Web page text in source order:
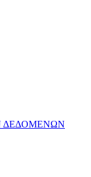
ΔΕΔΟΜΕΝΩΝ